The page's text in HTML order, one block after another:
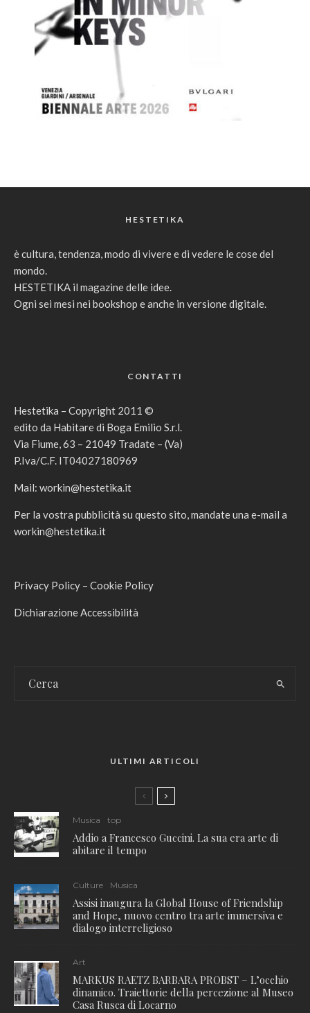
HESTETIKA
è cultura, tendenza, modo di vivere e di vedere le cose del
mondo.
HESTETIKA il magazine delle idee.
Ogni sei mesi nei bookshop e anche in versione digitale.
CONTATTI
Hestetika – Copyright 2011 ©
edito da Habitare di Boga Emilio S.r.l.
Via Fiume, 63 – 21049 Tradate – (Va)
P.Iva/C.F. IT04027180969
Mail: workin@hestetika.it
Per la vostra pubblicità su questo sito, mandate una e-mail a
workin@hestetika.it
Privacy Policy – Cookie Policy
Dichiarazione Accessibilità
ULTIMI ARTICOLI
Musica top
Addio a Francesco Guccini. La sua era arte di
abitare il tempo
Culture Musica
Assisi inaugura la Global House of Friendship
and Hope, nuovo centro tra arte immersiva e
dialogo interreligioso
Art
MARKUS RAETZ BARBARA PROBST – L’occhio
dinamico. Traiettorie della percezione al Museo
Casa Rusca di Locarno